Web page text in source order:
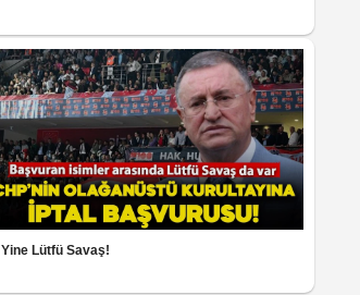
Yine Lütfü Savaş!